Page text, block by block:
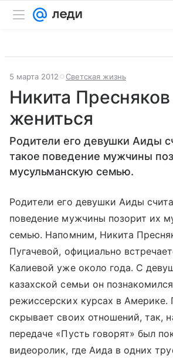
5 марта 2012 Светская жизнь
Никита Пресняков
жениться
Родители его девушки Аиды
такое поведение мужчины
мусульманскую семью.
Родители его девушки Аиды
поведение мужчины позорит их
семью. Напомним, Никита
Пугачевой, официально
Калиевой уже около года. С
казахской семьи он
режиссерских курсах в Америке.
скрывает своих отношений, так,
передаче «Пусть говорят» был
видеоролик, где Аида в одних